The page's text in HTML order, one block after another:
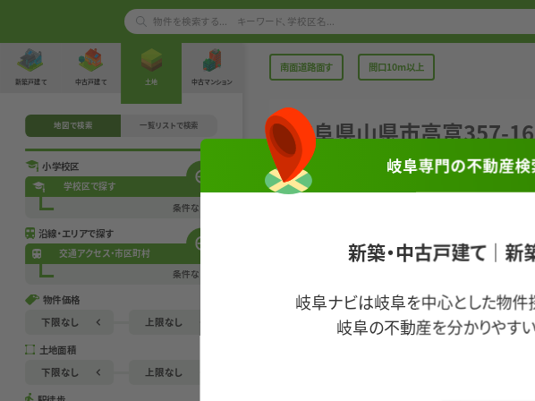
新築戸建て 中古戸建て 土地 中古マンション
地図で検索 一覧リストで検索
小学校区
学校区で探す
条件なし
沿線・エリアで探す
交通アクセス・市区町村
条件なし
物件価格
下限なし
下限なし
500万円
上限なし
土地面積
下限なし 上限なし
岐阜専門の不動産検
新築・中古戸建て｜新
岐阜ナビは岐阜を中心とした物件
岐阜の不動産を分かりやす
物件検索に戻る
検索条件の変更
南面道路面す 間口10m以上
岐阜県山県市高富357-16
建築条件 なし
土地面積 145.55㎡ (44.03坪)
学校区 高富小学校 1370m / 高富中
バス停 石田町 80m